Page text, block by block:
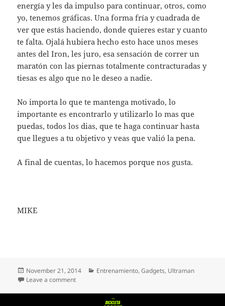
energía y les da impulso para continuar, otros, como
yo, tenemos gráficas. Una forma fría y cuadrada de
ver que estás haciendo, donde quieres estar y cuanto
te falta. Ojalá hubiera hecho esto hace unos meses
antes del Iron, les juro, esa sensación de correr un
maratón con las piernas totalmente contracturadas y
tiesas es algo que no le deseo a nadie.
No importa lo que te mantenga motivado, lo
importante es encontrarlo y utilizarlo lo mas que
puedas, todos los dias, que te haga continuar hasta
que llegues a tu objetivo y veas que valió la pena.
A final de cuentas, lo hacemos porque nos gusta.
MIKE
Posted
on
November 21, 2014 Categories
Entrenamiento,Gadgets, Ultraman
Leave a commenton Agarrando ritmo